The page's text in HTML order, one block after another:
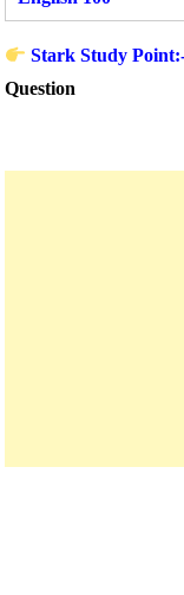
Stark Study
Question